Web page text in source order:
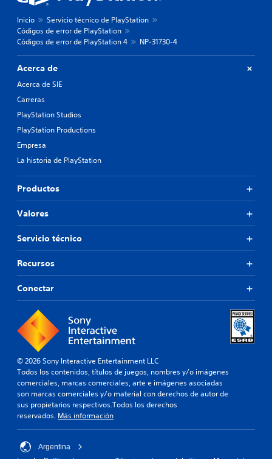
Inicio
Servicio técnico de PlayStation
Códigos de error de PlayStation
Códigos de error de PlayStation 4
NP-31730-4
Acerca de
Acerca de SIE
Carreras
PlayStation Studios
PlayStation Productions
Empresa
La historia de PlayStation
Productos
Valores
Servicio técnico
Recursos
Conectar
© 2026 Sony Interactive Entertainment LLC
Todos los contenidos, títulos de juegos, nombres y/o imágenes
comerciales, marcas comerciales, arte e imágenes asociadas
son marcas comerciales y/o material con derechos de autor de
sus propietarios respectivos.Todos los derechos
reservados. Más información
Argentina